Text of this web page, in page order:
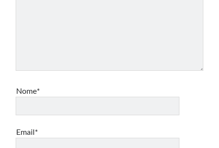
Nome*
Email*